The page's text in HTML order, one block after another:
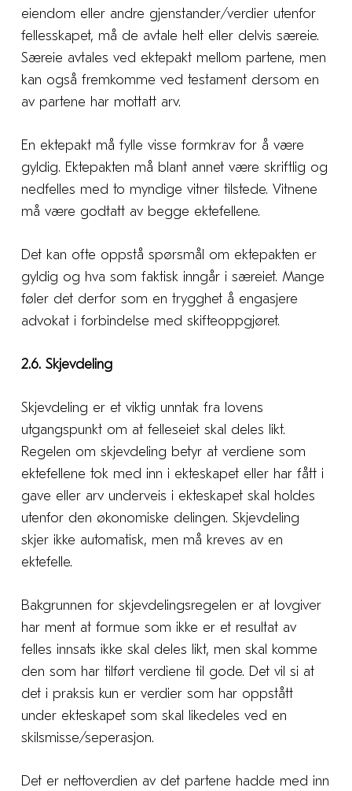
eiendom eller andre gjenstander/verdier utenfor
fellesskapet, må de avtale helt eller delvis særeie.
Særeie avtales ved ektepakt mellom partene, men
kan også fremkomme ved testament dersom en
av partene har mottatt arv.
En ektepakt må fylle visse formkrav for å være
gyldig. Ektepakten må blant annet være skriftlig og
nedfelles med to myndige vitner tilstede. Vitnene
må være godtatt av begge ektefellene.
Det kan ofte oppstå spørsmål om ektepakten er
gyldig og hva som faktisk inngår i særeiet. Mange
føler det derfor som en trygghet å engasjere
advokat i forbindelse med skifteoppgjøret.
2.6. Skjevdeling
Skjevdeling er et viktig unntak fra lovens
utgangspunkt om at felleseiet skal deles likt.
Regelen om skjevdeling betyr at verdiene som
ektefellene tok med inn i ekteskapet eller har fått i
gave eller arv underveis i ekteskapet skal holdes
utenfor den økonomiske delingen. Skjevdeling
skjer ikke automatisk, men må kreves av en
ektefelle.
Bakgrunnen for skjevdelingsregelen er at lovgiver
har ment at formue som ikke er et resultat av
felles innsats ikke skal deles likt, men skal komme
den som har tilført verdiene til gode. Det vil si at
det i praksis kun er verdier som har oppstått
under ekteskapet som skal likedeles ved en
skilsmisse/seperasjon.
Det er nettoverdien av det partene hadde med inn